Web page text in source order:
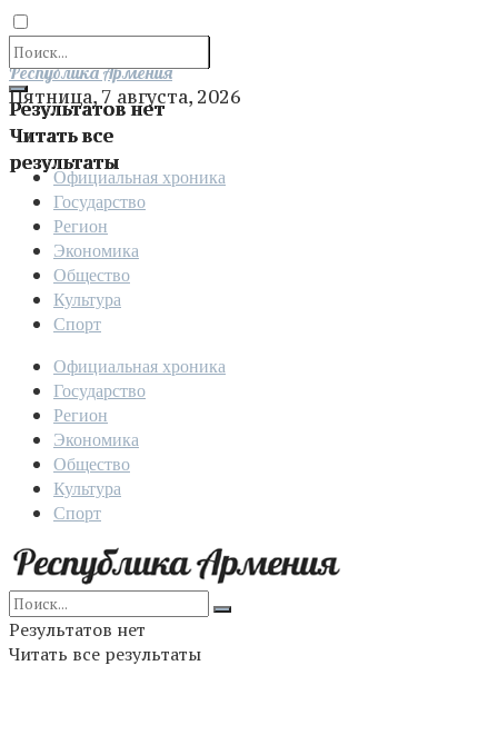
Результатов нет
Читать все
результаты
Отправить
Республика Армения
Пятница, 7 августа, 2026
Официальная хроника
Государство
Регион
Экономика
Общество
Культура
Спорт
Официальная хроника
Государство
Регион
Экономика
Общество
Культура
Спорт
Результатов нет
Читать все результаты